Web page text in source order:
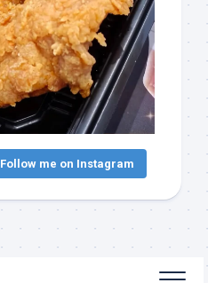
Follow me on Instagram